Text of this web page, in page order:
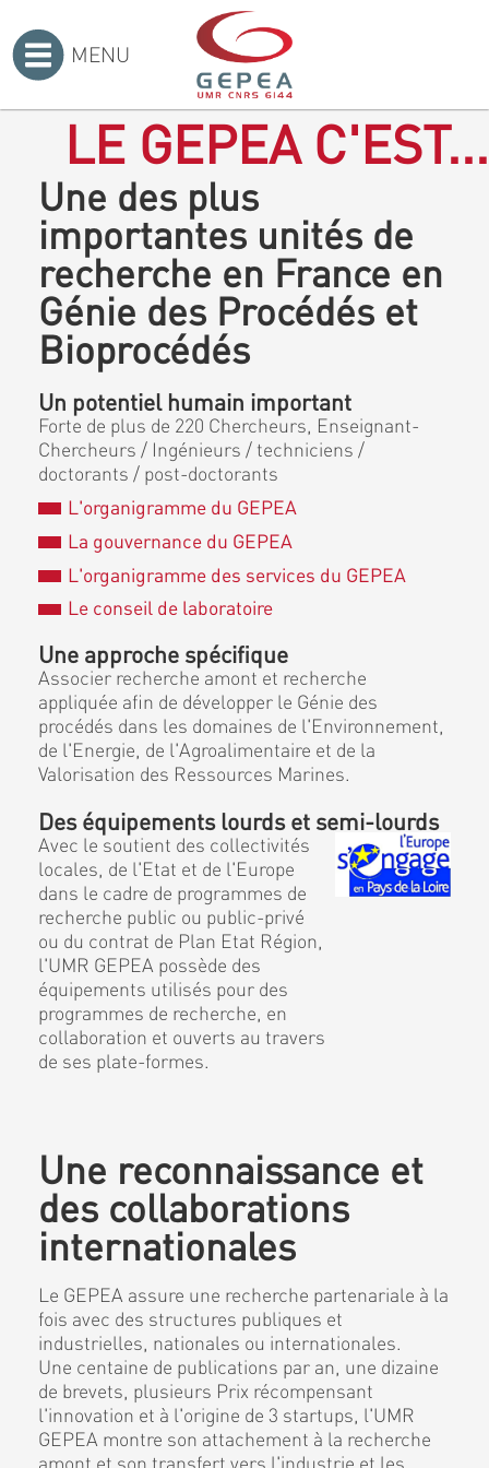
MENU
LE GEPEA C'EST...
Une des plus
importantes unités de
recherche en France en
Génie des Procédés et
Bioprocédés
Un potentiel humain important
Forte de plus de 220 Chercheurs, Enseignant-
Chercheurs / Ingénieurs / techniciens /
doctorants / post-doctorants
L'organigramme du GEPEA
La gouvernance du GEPEA
L'organigramme des services du GEPEA
Le conseil de laboratoire
Une approche spécifique
Associer recherche amont et recherche
appliquée afin de développer le Génie des
procédés dans les domaines de l'Environnement,
de l'Energie, de l'Agroalimentaire et de la
Valorisation des Ressources Marines.
Des équipements lourds et semi-lourds
Avec le soutient des collectivités
locales, de l'Etat et de l'Europe
dans le cadre de programmes de
recherche public ou public-privé
ou du contrat de Plan Etat Région,
l'UMR GEPEA possède des
équipements utilisés pour des
programmes de recherche, en
collaboration et ouverts au travers
de ses plate-formes.
Une reconnaissance et
des collaborations
internationales
Le GEPEA assure une recherche partenariale à la
fois avec des structures publiques et
industrielles, nationales ou internationales.
Une centaine de publications par an, une dizaine
de brevets, plusieurs Prix récompensant
l'innovation et à l'origine de 3 startups, l'UMR
GEPEA montre son attachement à la recherche
amont et son transfert vers l'industrie et les